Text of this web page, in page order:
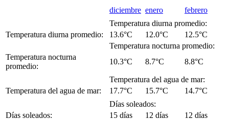
diciembre enero
febrero
Temperatura diurna promedio:
Temperatura diurna promedio:
13.6°C 12.0°C
12.5°C
Temperatura nocturna promedio:
Temperatura nocturna
promedio:
10.3°C 8.7°C 8.8°C
Temperatura del agua de mar:
Temperatura del agua de mar:
17.7°C 15.7°C
14.7°C
Días soleados:
Días soleados:
15 días 12 días
12 días